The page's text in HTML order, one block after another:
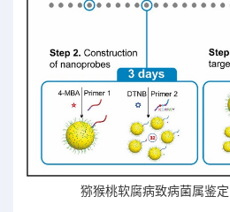
猕猴桃软腐病致病菌属鉴